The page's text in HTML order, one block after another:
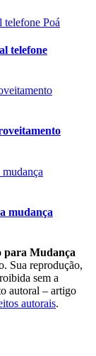
telefone
mudança
para Mudança
Sua reprodução,
sem a
autoral – artigo
autorais.